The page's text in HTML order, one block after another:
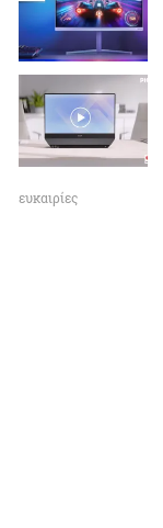
ευκαιρίες